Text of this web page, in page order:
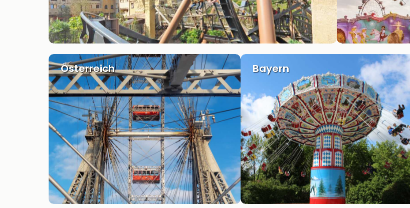
Österreich Bayern